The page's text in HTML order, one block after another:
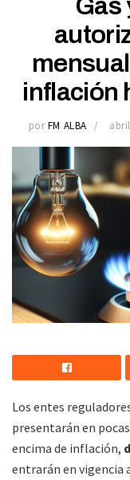
Gas
inflación
por FM ALBA
Los entes
presentarán en
encima de inflación,
entrarán en vigencia